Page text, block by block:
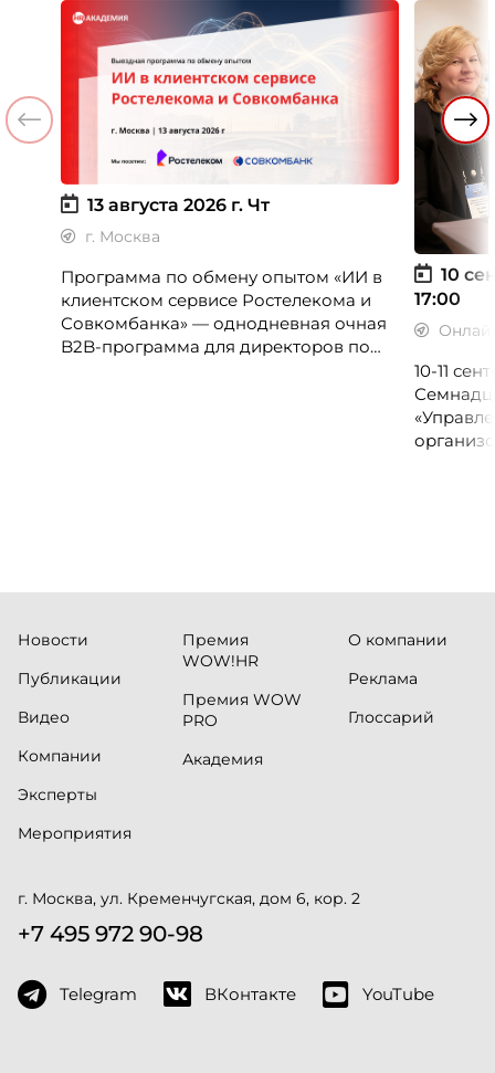
13 августа 2026 г. Чт
г. Москва
Программа по обмену опытом «ИИ в
клиентском сервисе Ростелекома и
Совкомбанка» — однодневная очная
B2B-программа для директоров по
10
17:00
10-11
Новости
Публикации
Видео
Компании
Эксперты
Мероприятия
Премия
WOW!HR
Премия WOW
PRO
Академия
О компании
Реклама
Глоссарий
г. Москва, ул. Кременчугская, дом 6, кор. 2
+7 495 972 90-98
Telegram ВКонтакте YouTube